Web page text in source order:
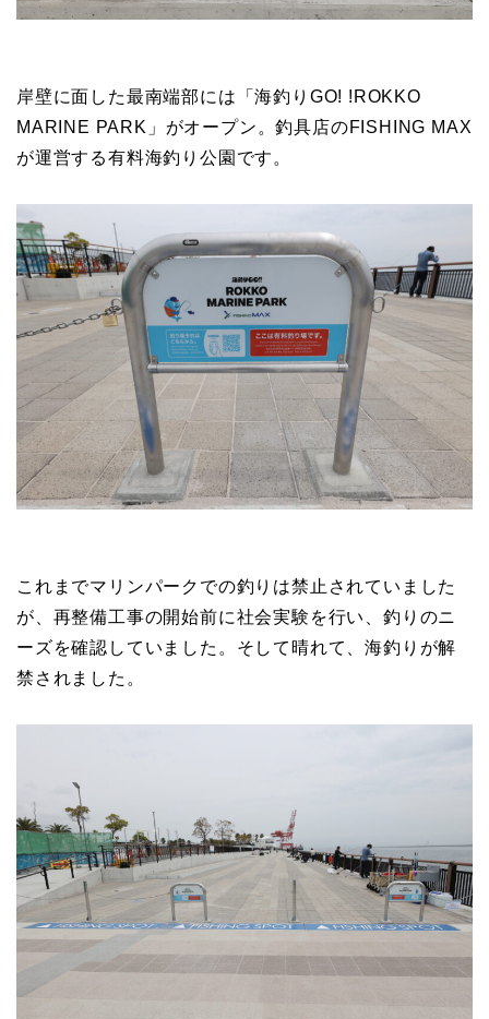
岸壁に面した最南端部には「海釣りGO! !ROKKO
MARINE PARK」がオープン。釣具店のFISHING MAX
が運営する有料海釣り公園です。
これまでマリンパークでの釣りは禁止されていました
が、再整備工事の開始前に社会実験を行い、釣りのニ
ーズを確認していました。そして晴れて、海釣りが解
禁されました。